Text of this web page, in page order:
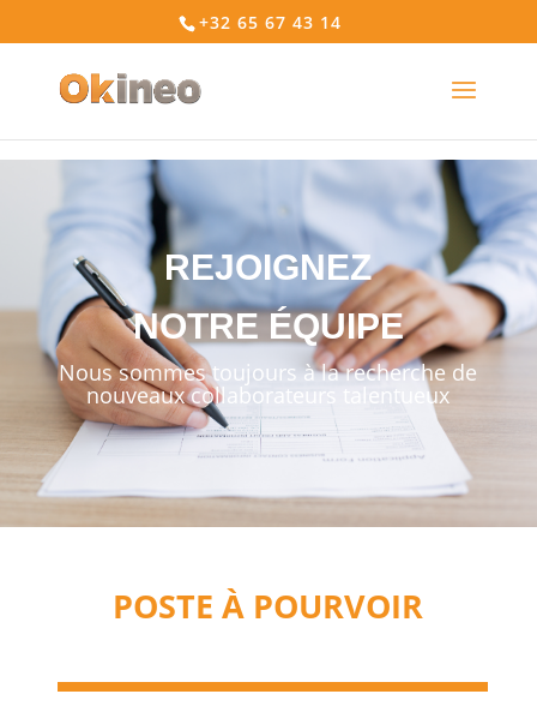
+32 65 67 43 14
REJOIGNEZ
NOTRE ÉQUIPE
Nous sommes toujours à la recherche de
nouveaux collaborateurs talentueux
POSTE À POURVOIR